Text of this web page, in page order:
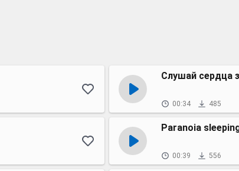
Слушай сердца
00:34 485
Paranoia
00:39 556